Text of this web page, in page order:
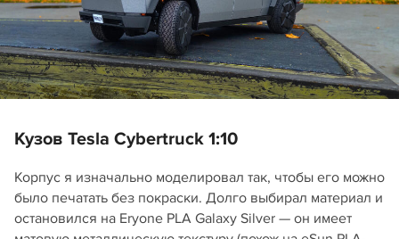
Кузов Tesla Cybertruck 1:10
Корпус я изначально моделировал так, чтобы его можно
было печатать без покраски. Долго выбирал материал и
остановился на Eryone PLA Galaxy Silver — он имеет